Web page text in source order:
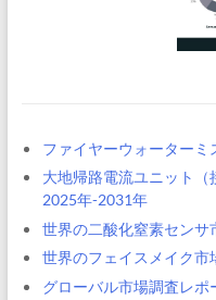
ファイヤーウォーター
大地帰路電流ユニット
2025年-2031年
世界の二酸化窒素センサ
世界のフェイスメイク市
グローバル市場調査レポ